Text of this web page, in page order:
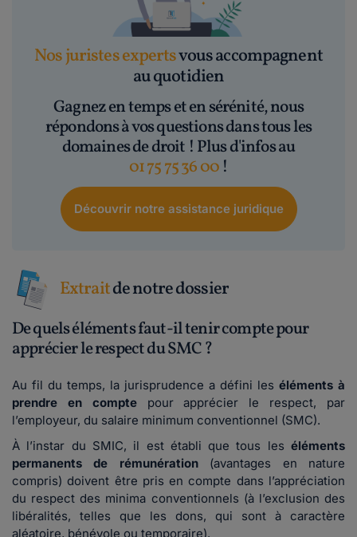
Nos juristes expertsvous accompagnent
au quotidien
Gagnez en temps et en sérénité, nous
répondons à vos questions dans tous les
domaines de droit ! Plus d'infos au
01 75 75 36 00 !
Découvrir notre assistance juridique
Extraitde notre dossier
De quels éléments faut-il tenir compte pour
apprécier le respect du SMC ?
Au fil du temps, la jurisprudence a défini les éléments à
prendre en comptepour apprécier le respect, par
l’employeur, du salaire minimum conventionnel (SMC).
À l’instar du SMIC, il est établi que tous les éléments
permanents de rémunération(avantages en nature
compris) doivent être pris en compte dans l’appréciation
du respect des minima conventionnels (à l’exclusion des
libéralités, telles que les dons, qui sont à caractère
aléatoire, bénévole ou temporaire).